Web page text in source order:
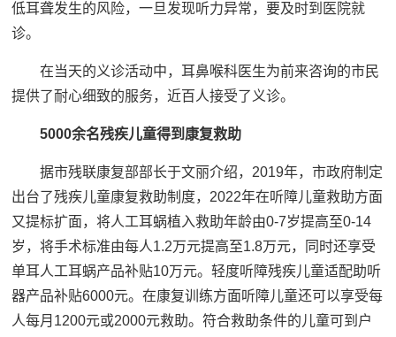
低耳聋发生的风险，一旦发现听力异常，要及时到医院就
诊。
在当天的义诊活动中，耳鼻喉科医生为前来咨询的市民
提供了耐心细致的服务，近百人接受了义诊。
5000余名残疾儿童得到康复救助
据市残联康复部部长于文丽介绍，2019年，市政府制定
出台了残疾儿童康复救助制度，2022年在听障儿童救助方面
又提标扩面，将人工耳蜗植入救助年龄由0-7岁提高至0-14
岁，将手术标准由每人1.2万元提高至1.8万元，同时还享受
单耳人工耳蜗产品补贴10万元。轻度听障残疾儿童适配助听
器产品补贴6000元。在康复训练方面听障儿童还可以享受每
人每月1200元或2000元救助。符合救助条件的儿童可到户